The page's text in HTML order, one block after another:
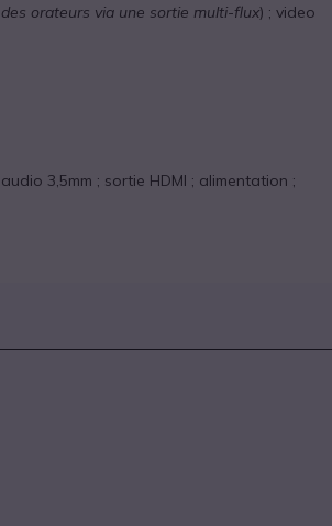
orateurs via une sortie multi-flux) ; video
3,5mm ; sortie HDMI ; alimentation ;